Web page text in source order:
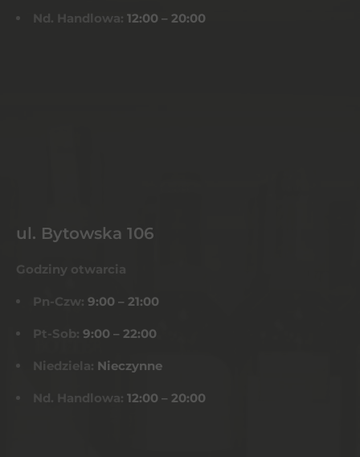
Nd. Handlowa: 12:00 – 20:00
ul. Bytowska 106
Godziny otwarcia
Pn-Czw: 9:00 – 21:00
Pt-Sob: 9:00 – 22:00
Niedziela: Nieczynne
Nd. Handlowa: 12:00 – 20:00